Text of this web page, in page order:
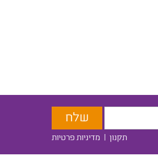
תקנון | מדיניות פרטיות